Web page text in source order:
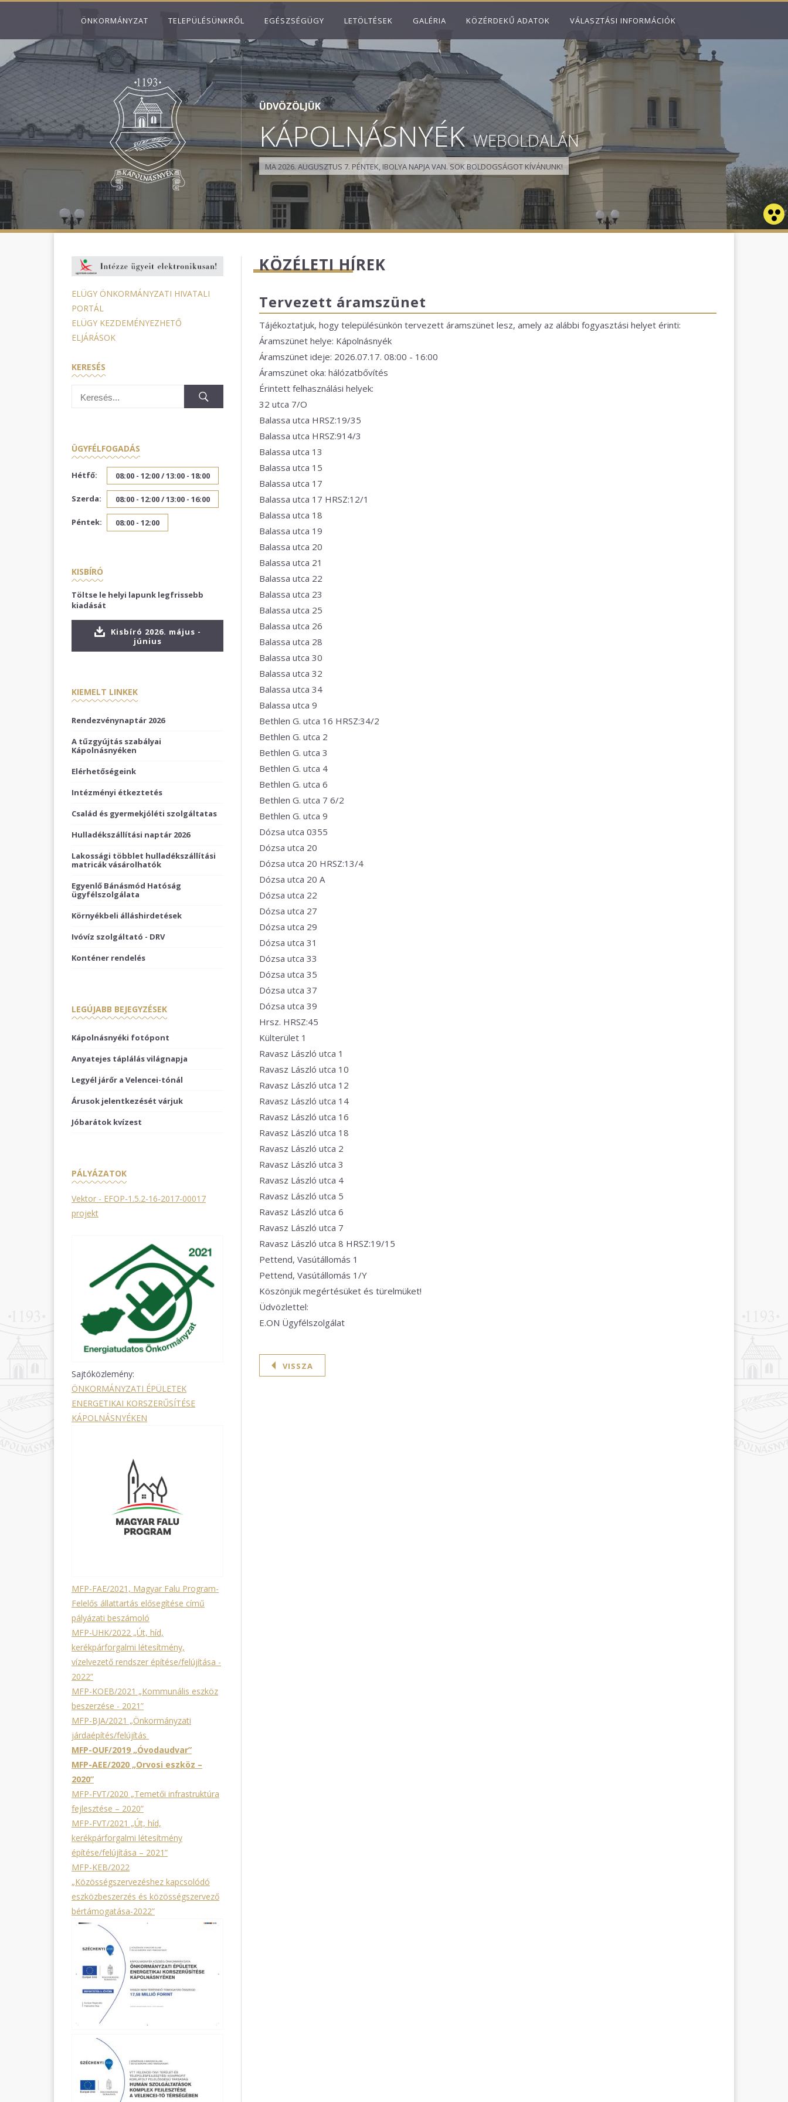
ÖNKORMÁNYZAT TELEPÜLÉSÜNKRŐL EGÉSZSÉGÜGY LETÖLTÉSEK GALÉRIA KÖZÉRDEKŰ ADATOK VÁLASZTÁSI INFORMÁCIÓK
ÜDVÖZÖLJÜK
KÁPOLNÁSNYÉK WEBOLDALÁN
MA 2026. AUGUSZTUS 7. PÉNTEK, IBOLYA NAPJA VAN. SOK BOLDOGSÁGOT KÍVÁNUNK!
KÖZÉLETI HÍREK
Tervezett áramszünet
Tájékoztatjuk, hogy településünkön tervezett áramszünet lesz, amely az alábbi fogyasztási helyet érinti:
Áramszünet helye: Kápolnásnyék
Áramszünet ideje: 2026.07.17. 08:00 - 16:00
Áramszünet oka: hálózatbővítés
Érintett felhasználási helyek:
32 utca 7/O
Balassa utca HRSZ:19/35
Balassa utca HRSZ:914/3
Balassa utca 13
Balassa utca 15
Balassa utca 17
Balassa utca 17 HRSZ:12/1
Balassa utca 18
Balassa utca 19
Balassa utca 20
Balassa utca 21
Balassa utca 22
Balassa utca 23
Balassa utca 25
Balassa utca 26
Balassa utca 28
Balassa utca 30
Balassa utca 32
Balassa utca 34
Balassa utca 9
Bethlen G. utca 16 HRSZ:34/2
Bethlen G. utca 2
Bethlen G. utca 3
Bethlen G. utca 4
Bethlen G. utca 6
Bethlen G. utca 7 6/2
Bethlen G. utca 9
Dózsa utca 0355
Dózsa utca 20
Dózsa utca 20 HRSZ:13/4
Dózsa utca 20 A
Dózsa utca 22
Dózsa utca 27
Dózsa utca 29
Dózsa utca 31
Dózsa utca 33
Dózsa utca 35
Dózsa utca 37
Dózsa utca 39
Hrsz. HRSZ:45
Külterület 1
Ravasz László utca 1
Ravasz László utca 10
Ravasz László utca 12
Ravasz László utca 14
Ravasz László utca 16
Ravasz László utca 18
Ravasz László utca 2
Ravasz László utca 3
Ravasz László utca 4
Ravasz László utca 5
Ravasz László utca 6
Ravasz László utca 7
Ravasz László utca 8 HRSZ:19/15
Pettend, Vasútállomás 1
Pettend, Vasútállomás 1/Y
Köszönjük megértésüket és türelmüket!
Üdvözlettel:
E.ON Ügyfélszolgálat
VISSZA
ELÜGY ÖNKORMÁNYZATI HIVATALI
PORTÁL
ELÜGY KEZDEMÉNYEZHETŐ
ELJÁRÁSOK
KERESÉS
ÜGYFÉLFOGADÁS
Hétfő: 08:00 - 12:00 /13:00 - 18:00
Szerda: 08:00 - 12:00 /13:00 - 16:00
Péntek: 08:00 - 12:00
KISBÍRÓ
Töltse le helyi lapunk legfrissebb
kiadását
Kisbíró 2026. május -
június
KIEMELT LINKEK
Rendezvénynaptár 2026
A tűzgyújtás szabályai
Kápolnásnyéken
Elérhetőségeink
Intézményi étkeztetés
Család és gyermekjóléti szolgáltatas
Hulladékszállítási naptár 2026
Lakossági többlet hulladékszállítási
matricák vásárolhatók
Egyenlő Bánásmód Hatóság
ügyfélszolgálata
Környékbeli álláshirdetések
Ivóvíz szolgáltató - DRV
Konténer rendelés
LEGÚJABB BEJEGYZÉSEK
Kápolnásnyéki fotópont
Anyatejes táplálás világnapja
Legyél járőr a Velencei-tónál
Árusok jelentkezését várjuk
Jóbarátok kvízest
PÁLYÁZATOK
Vektor - EFOP-1.5.2-16-2017-00017
projekt
Sajtóközlemény:
ÖNKORMÁNYZATI ÉPÜLETEK
ENERGETIKAI KORSZERŰSÍTÉSE
KÁPOLNÁSNYÉKEN
MFP-FAE/2021, Magyar Falu Program-
Felelős állattartás elősegítése című
pályázati beszámoló
MFP-UHK/2022 „Út, híd,
kerékpárforgalmi létesítmény,
vízelvezető rendszer építése/felújítása -
2022”
MFP-KOEB/2021 „Kommunális eszköz
beszerzése - 2021”
MFP-BJA/2021 „Önkormányzati
járdaépítés/felújítás
MFP-OUF/2019 „Óvodaudvar”
MFP-AEE/2020 „Orvosi eszköz –
2020”
MFP-FVT/2020 „Temetői infrastruktúra
fejlesztése – 2020”
MFP-FVT/2021 „Út, híd,
kerékpárforgalmi létesítmény
építése/felújítása – 2021”
MFP-KEB/2022
„Közösségszervezéshez kapcsolódó
eszközbeszerzés és közösségszervező
bértámogatása-2022”